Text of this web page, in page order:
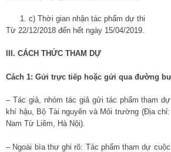
c) Thời gian nhận tác phẩm dự thi
Từ 22/12/2018 đến hết ngày 15/04/2019.
III. CÁCH THỨC THAM DỰ
Cách 1: Gửi trực tiếp hoặc gửi qua đường
– Tác giả, nhóm tác giả gửi tác phẩm tham
khí hậu, Bộ Tài nguyên và Môi trường (Địa
Nam Từ Liêm, Hà Nội).
– Ngoài bìa thư ghi rõ: Tác phẩm tham dự